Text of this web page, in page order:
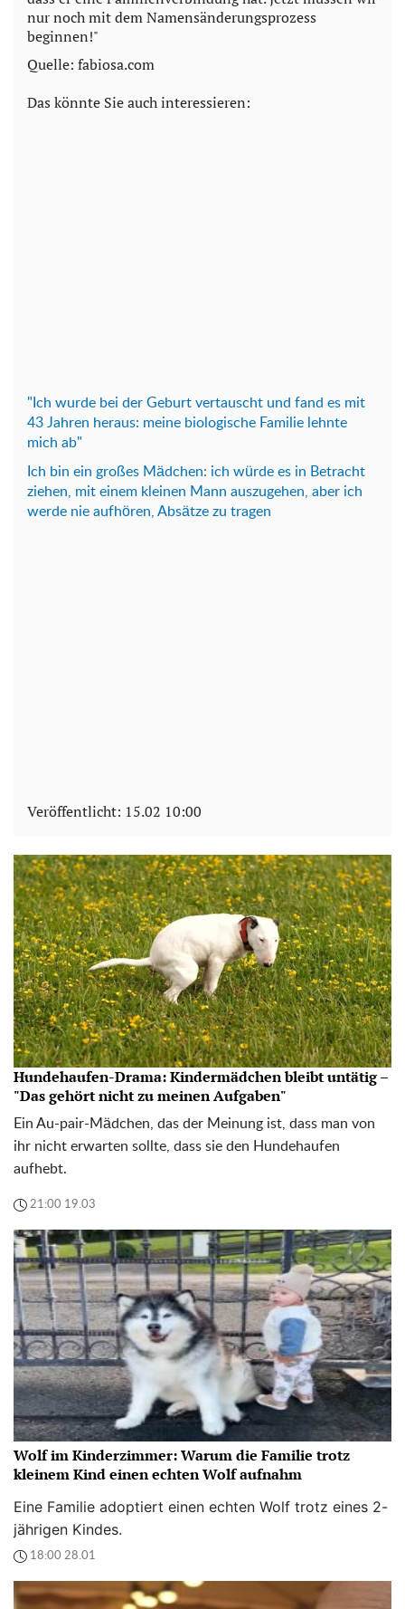
nur noch mit dem Namensänderungsprozess
beginnen!"
Quelle: fabiosa.com
Das könnte Sie auch interessieren:
"Ich wurde bei der Geburt vertauscht und fand es mit
43 Jahren heraus: meine biologische Familie lehnte
mich ab"
Ich bin ein großes Mädchen: ich würde es in Betracht
ziehen, mit einem kleinen Mann auszugehen, aber ich
werde nie aufhören, Absätze zu tragen
Veröffentlicht: 15.02 10:00
Hundehaufen-Drama: Kindermädchen bleibt untätig –
"Das gehört nicht zu meinen Aufgaben"
Ein Au-pair-Mädchen, das der Meinung ist, dass man von
ihr nicht erwarten sollte, dass sie den Hundehaufen
aufhebt.
21:00 19.03
Wolf im Kinderzimmer: Warum die Familie trotz
kleinem Kind einen echten Wolf aufnahm
Eine Familie adoptiert einen echten Wolf trotz eines 2-
jährigen Kindes.
18:00 28.01